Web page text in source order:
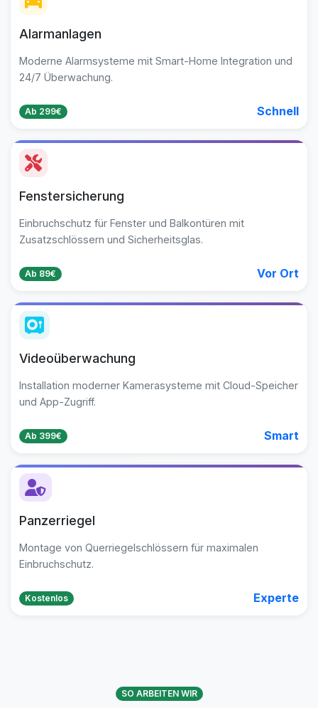
Alarmanlagen
Moderne Alarmsysteme mit Smart-Home Integration und
24/7 Überwachung.
Ab 299€ Schnell
Fenstersicherung
Einbruchschutz für Fenster und Balkontüren mit
Zusatzschlössern und Sicherheitsglas.
Ab 89€ Vor Ort
Videoüberwachung
Installation moderner Kamerasysteme mit Cloud-Speicher
und App-Zugriff.
Ab 399€ Smart
Panzerriegel
Montage von Querriegelschlössern für maximalen
Einbruchschutz.
Kostenlos Experte
SO ARBEITEN WIR